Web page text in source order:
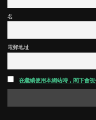
名
電郵地址
在繼續使用本網站時，閣下會視